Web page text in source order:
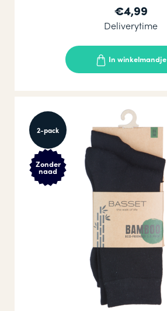
€4,99
Deliverytime
In winkelmandje
2-pack
Zonder
naad